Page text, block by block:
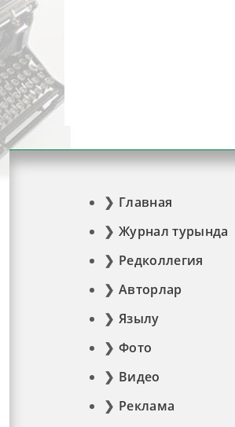
Главная
Журнал турында
Редколлегия
Авторлар
Язылу
Фото
Видео
Реклама